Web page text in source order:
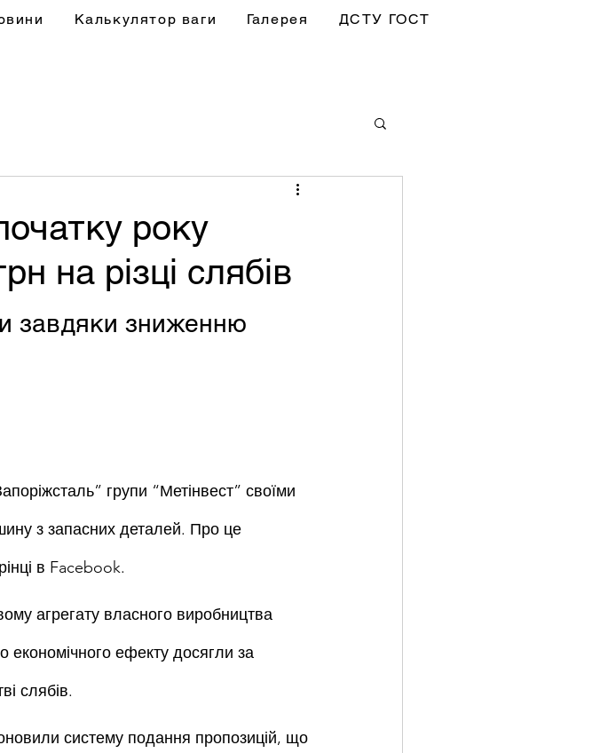
Калькулятор ваги Галерея ДСТУ ГОСТ
року
на різці слябів
завдяки зниженню
групи “Метінвест” своїми
з запасних деталей. Про це
в Facebook.
агрегату власного виробництва
економічного ефекту досягли за
слябів.
систему подання пропозицій, що